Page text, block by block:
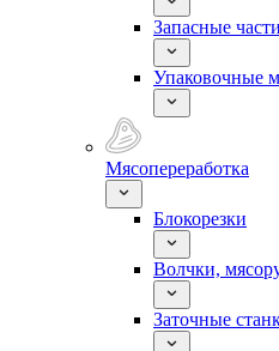
Запасные
Упаковочные
Мясопереработка
Блокорезки
Волчки,
Заточные